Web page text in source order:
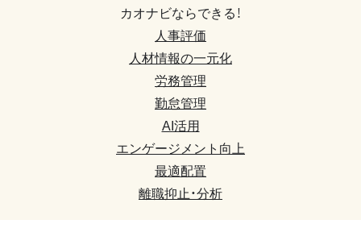
カオナビならできる！
人事評価
人材情報の一元化
労務管理
勤怠管理
AI活用
エンゲージメント向上
最適配置
離職抑止・分析